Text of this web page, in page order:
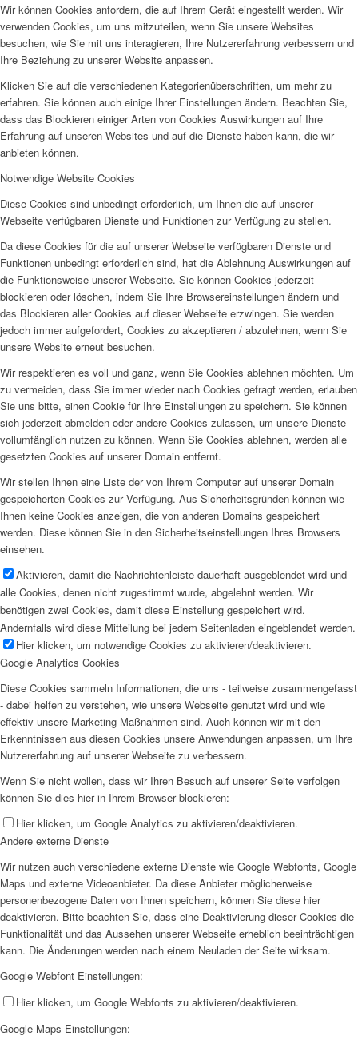
Wir können Cookies anfordern, die auf Ihrem Gerät eingestellt werden. Wir
verwenden Cookies, um uns mitzuteilen, wenn Sie unsere Websites
besuchen, wie Sie mit uns interagieren, Ihre Nutzererfahrung verbessern und
Ihre Beziehung zu unserer Website anpassen.
Klicken Sie auf die verschiedenen Kategorienüberschriften, um mehr zu
erfahren. Sie können auch einige Ihrer Einstellungen ändern. Beachten Sie,
dass das Blockieren einiger Arten von Cookies Auswirkungen auf Ihre
Erfahrung auf unseren Websites und auf die Dienste haben kann, die wir
anbieten können.
Notwendige Website Cookies
Diese Cookies sind unbedingt erforderlich, um Ihnen die auf unserer
Webseite verfügbaren Dienste und Funktionen zur Verfügung zu stellen.
Da diese Cookies für die auf unserer Webseite verfügbaren Dienste und
Funktionen unbedingt erforderlich sind, hat die Ablehnung Auswirkungen auf
die Funktionsweise unserer Webseite. Sie können Cookies jederzeit
blockieren oder löschen, indem Sie Ihre Browsereinstellungen ändern und
das Blockieren aller Cookies auf dieser Webseite erzwingen. Sie werden
jedoch immer aufgefordert, Cookies zu akzeptieren / abzulehnen, wenn Sie
unsere Website erneut besuchen.
Wir respektieren es voll und ganz, wenn Sie Cookies ablehnen möchten. Um
zu vermeiden, dass Sie immer wieder nach Cookies gefragt werden, erlauben
Sie uns bitte, einen Cookie für Ihre Einstellungen zu speichern. Sie können
sich jederzeit abmelden oder andere Cookies zulassen, um unsere Dienste
vollumfänglich nutzen zu können. Wenn Sie Cookies ablehnen, werden alle
gesetzten Cookies auf unserer Domain entfernt.
Wir stellen Ihnen eine Liste der von Ihrem Computer auf unserer Domain
gespeicherten Cookies zur Verfügung. Aus Sicherheitsgründen können wie
Ihnen keine Cookies anzeigen, die von anderen Domains gespeichert
werden. Diese können Sie in den Sicherheitseinstellungen Ihres Browsers
einsehen.
Aktivieren, damit die Nachrichtenleiste dauerhaft ausgeblendet wird und
alle Cookies, denen nicht zugestimmt wurde, abgelehnt werden. Wir
benötigen zwei Cookies, damit diese Einstellung gespeichert wird.
Andernfalls wird diese Mitteilung bei jedem Seitenladen eingeblendet werden.
Hier klicken, um notwendige Cookies zu aktivieren/deaktivieren.
Google Analytics Cookies
Diese Cookies sammeln Informationen, die uns - teilweise zusammengefasst
- dabei helfen zu verstehen, wie unsere Webseite genutzt wird und wie
effektiv unsere Marketing-Maßnahmen sind. Auch können wir mit den
Erkenntnissen aus diesen Cookies unsere Anwendungen anpassen, um Ihre
Nutzererfahrung auf unserer Webseite zu verbessern.
Wenn Sie nicht wollen, dass wir Ihren Besuch auf unserer Seite verfolgen
können Sie dies hier in Ihrem Browser blockieren:
Hier klicken, um Google Analytics zu aktivieren/deaktivieren.
Andere externe Dienste
Wir nutzen auch verschiedene externe Dienste wie Google Webfonts, Google
Maps und externe Videoanbieter. Da diese Anbieter möglicherweise
personenbezogene Daten von Ihnen speichern, können Sie diese hier
deaktivieren. Bitte beachten Sie, dass eine Deaktivierung dieser Cookies die
Funktionalität und das Aussehen unserer Webseite erheblich beeinträchtigen
kann. Die Änderungen werden nach einem Neuladen der Seite wirksam.
Google Webfont Einstellungen:
Hier klicken, um Google Webfonts zu aktivieren/deaktivieren.
Google Maps Einstellungen: